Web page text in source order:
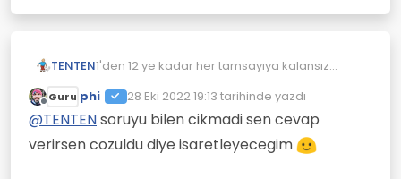
TENTEN1'den 12 ye kadar her tamsayıya kalansız
Çevrimdışı
Guru phi 28 Eki 2022 19:13 tarihinde yazdı
Son düzenleyen:
@TENTENsoruyu bilen cikmadi sen cevap
verirsen cozuldu diye isaretleyecegim